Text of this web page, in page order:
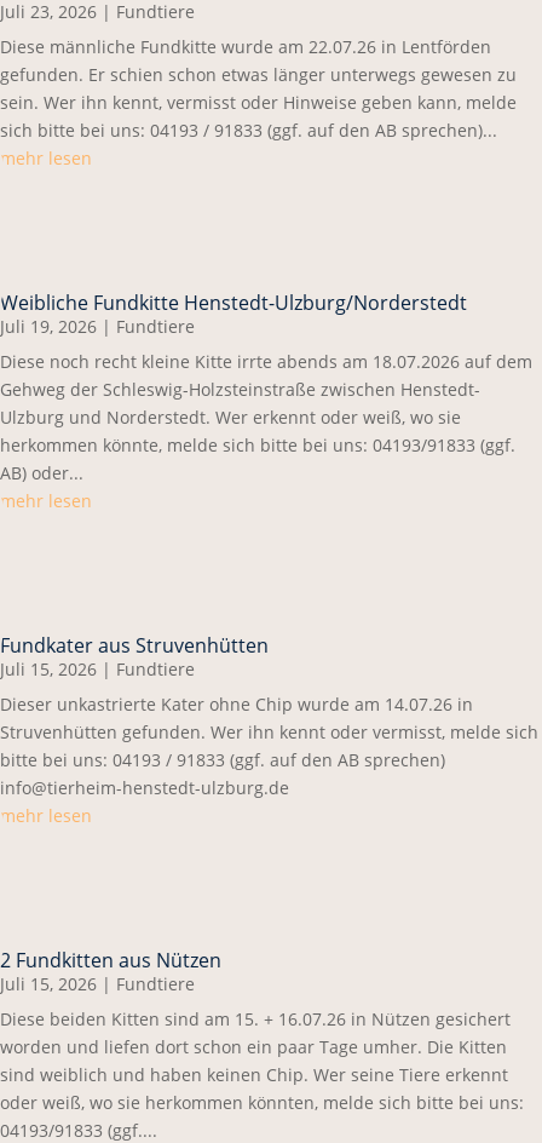
Juli 23, 2026 | Fundtiere
Diese männliche Fundkitte wurde am 22.07.26 in Lentförden
gefunden. Er schien schon etwas länger unterwegs gewesen zu
sein. Wer ihn kennt, vermisst oder Hinweise geben kann, melde
sich bitte bei uns: 04193 / 91833 (ggf. auf den AB sprechen)...
mehr lesen
Weibliche Fundkitte Henstedt-Ulzburg/Norderstedt
Juli 19, 2026 | Fundtiere
Diese noch recht kleine Kitte irrte abends am 18.07.2026 auf dem
Gehweg der Schleswig-Holzsteinstraße zwischen Henstedt-
Ulzburg und Norderstedt. Wer erkennt oder weiß, wo sie
herkommen könnte, melde sich bitte bei uns: 04193/91833 (ggf.
AB) oder...
mehr lesen
Fundkater aus Struvenhütten
Juli 15, 2026 | Fundtiere
Dieser unkastrierte Kater ohne Chip wurde am 14.07.26 in
Struvenhütten gefunden. Wer ihn kennt oder vermisst, melde sich
bitte bei uns: 04193 / 91833 (ggf. auf den AB sprechen)
info@tierheim-henstedt-ulzburg.de
mehr lesen
2 Fundkitten aus Nützen
Juli 15, 2026 | Fundtiere
Diese beiden Kitten sind am 15. + 16.07.26 in Nützen gesichert
worden und liefen dort schon ein paar Tage umher. Die Kitten
sind weiblich und haben keinen Chip. Wer seine Tiere erkennt
oder weiß, wo sie herkommen könnten, melde sich bitte bei uns:
04193/91833 (ggf....